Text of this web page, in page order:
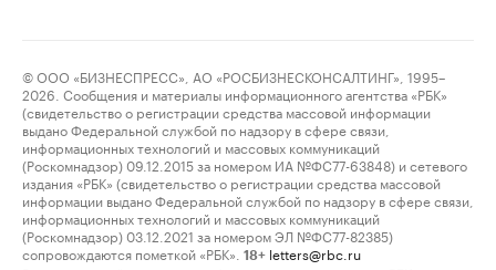
© ООО «БИЗНЕСПРЕСС», АО «РОСБИЗНЕСКОНСАЛТИНГ», 1995–
2026. Сообщения и материалы информационного агентства «РБК»
(свидетельство о регистрации средства массовой информации
выдано Федеральной службой по надзору в сфере связи,
информационных технологий и массовых коммуникаций
(Роскомнадзор) 09.12.2015 за номером ИА №ФС77-63848) и сетевого
издания «РБК» (свидетельство о регистрации средства массовой
информации выдано Федеральной службой по надзору в сфере связи,
информационных технологий и массовых коммуникаций
(Роскомнадзор) 03.12.2021 за номером ЭЛ №ФС77-82385)
сопровождаются пометкой «РБК».
18+ letters@rbc.ru